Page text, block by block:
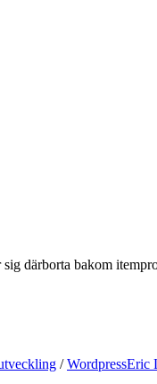
därborta bakom
/WordpressEric